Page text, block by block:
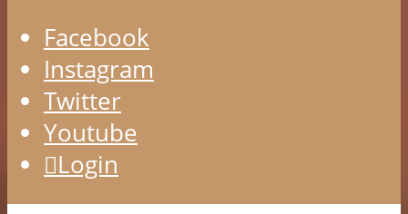
Facebook
Instagram
Twitter
Youtube
Login